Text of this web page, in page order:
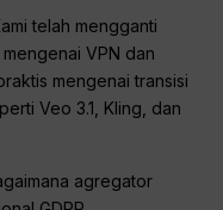
telah mengganti
VPN dan
mengenai transisi
Veo 3.1, Kling, dan
agregator